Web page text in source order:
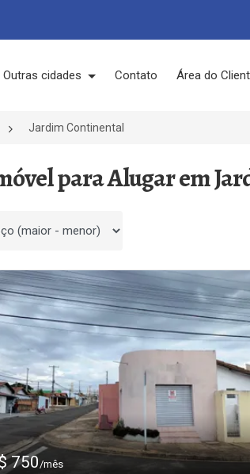
Outras cidades Contato Área do
Jardim Continental
para Alugar em
por
750/mês